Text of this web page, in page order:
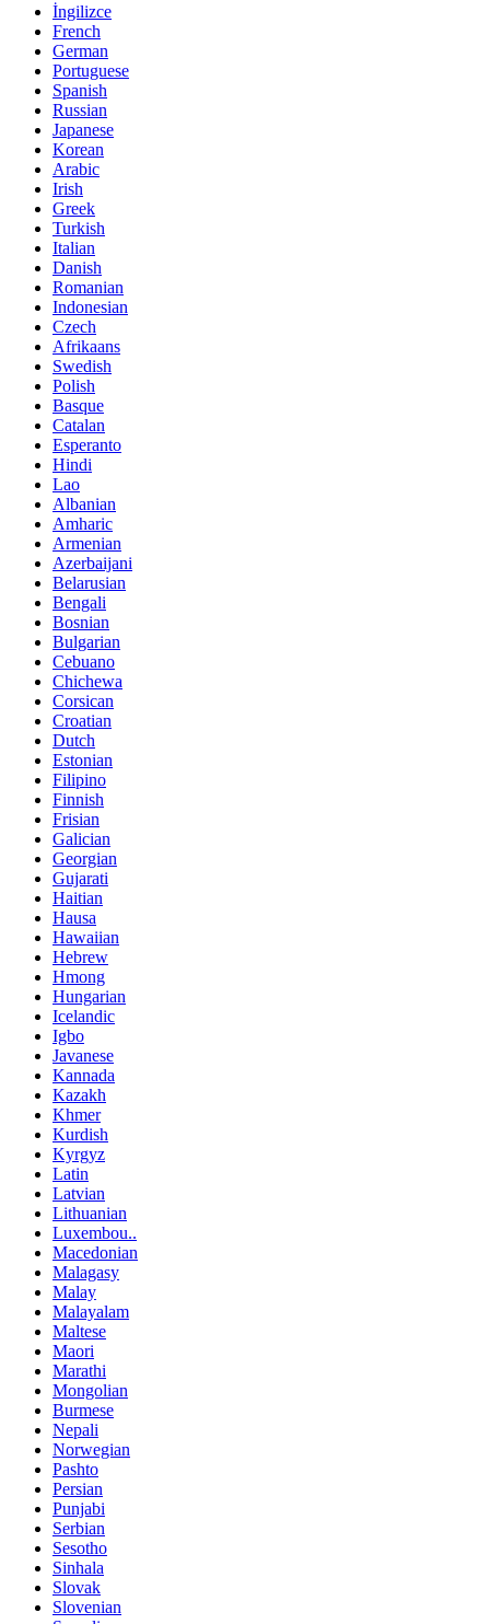
İngilizce
French
German
Portuguese
Spanish
Russian
Japanese
Korean
Arabic
Irish
Greek
Turkish
Italian
Danish
Romanian
Indonesian
Czech
Afrikaans
Swedish
Polish
Basque
Catalan
Esperanto
Hindi
Lao
Albanian
Amharic
Armenian
Azerbaijani
Belarusian
Bengali
Bosnian
Bulgarian
Cebuano
Chichewa
Corsican
Croatian
Dutch
Estonian
Filipino
Finnish
Frisian
Galician
Georgian
Gujarati
Haitian
Hausa
Hawaiian
Hebrew
Hmong
Hungarian
Icelandic
Igbo
Javanese
Kannada
Kazakh
Khmer
Kurdish
Kyrgyz
Latin
Latvian
Lithuanian
Luxembou..
Macedonian
Malagasy
Malay
Malayalam
Maltese
Maori
Marathi
Mongolian
Burmese
Nepali
Norwegian
Pashto
Persian
Punjabi
Serbian
Sesotho
Sinhala
Slovak
Slovenian